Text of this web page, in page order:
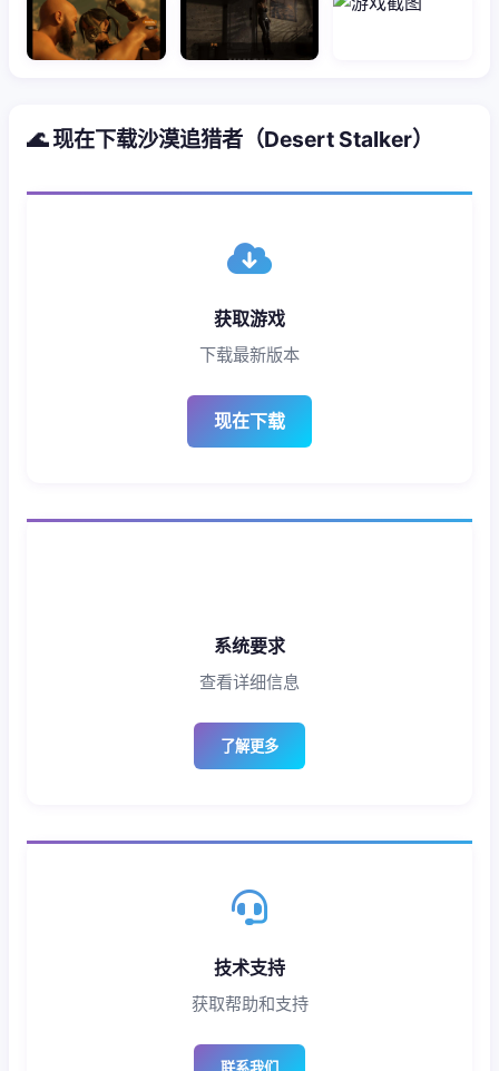
🌊 现在下载沙漠追猎者（Desert Stalker）
获取游戏
下载最新版本
现在下载
系统要求
查看详细信息
了解更多
技术支持
获取帮助和支持